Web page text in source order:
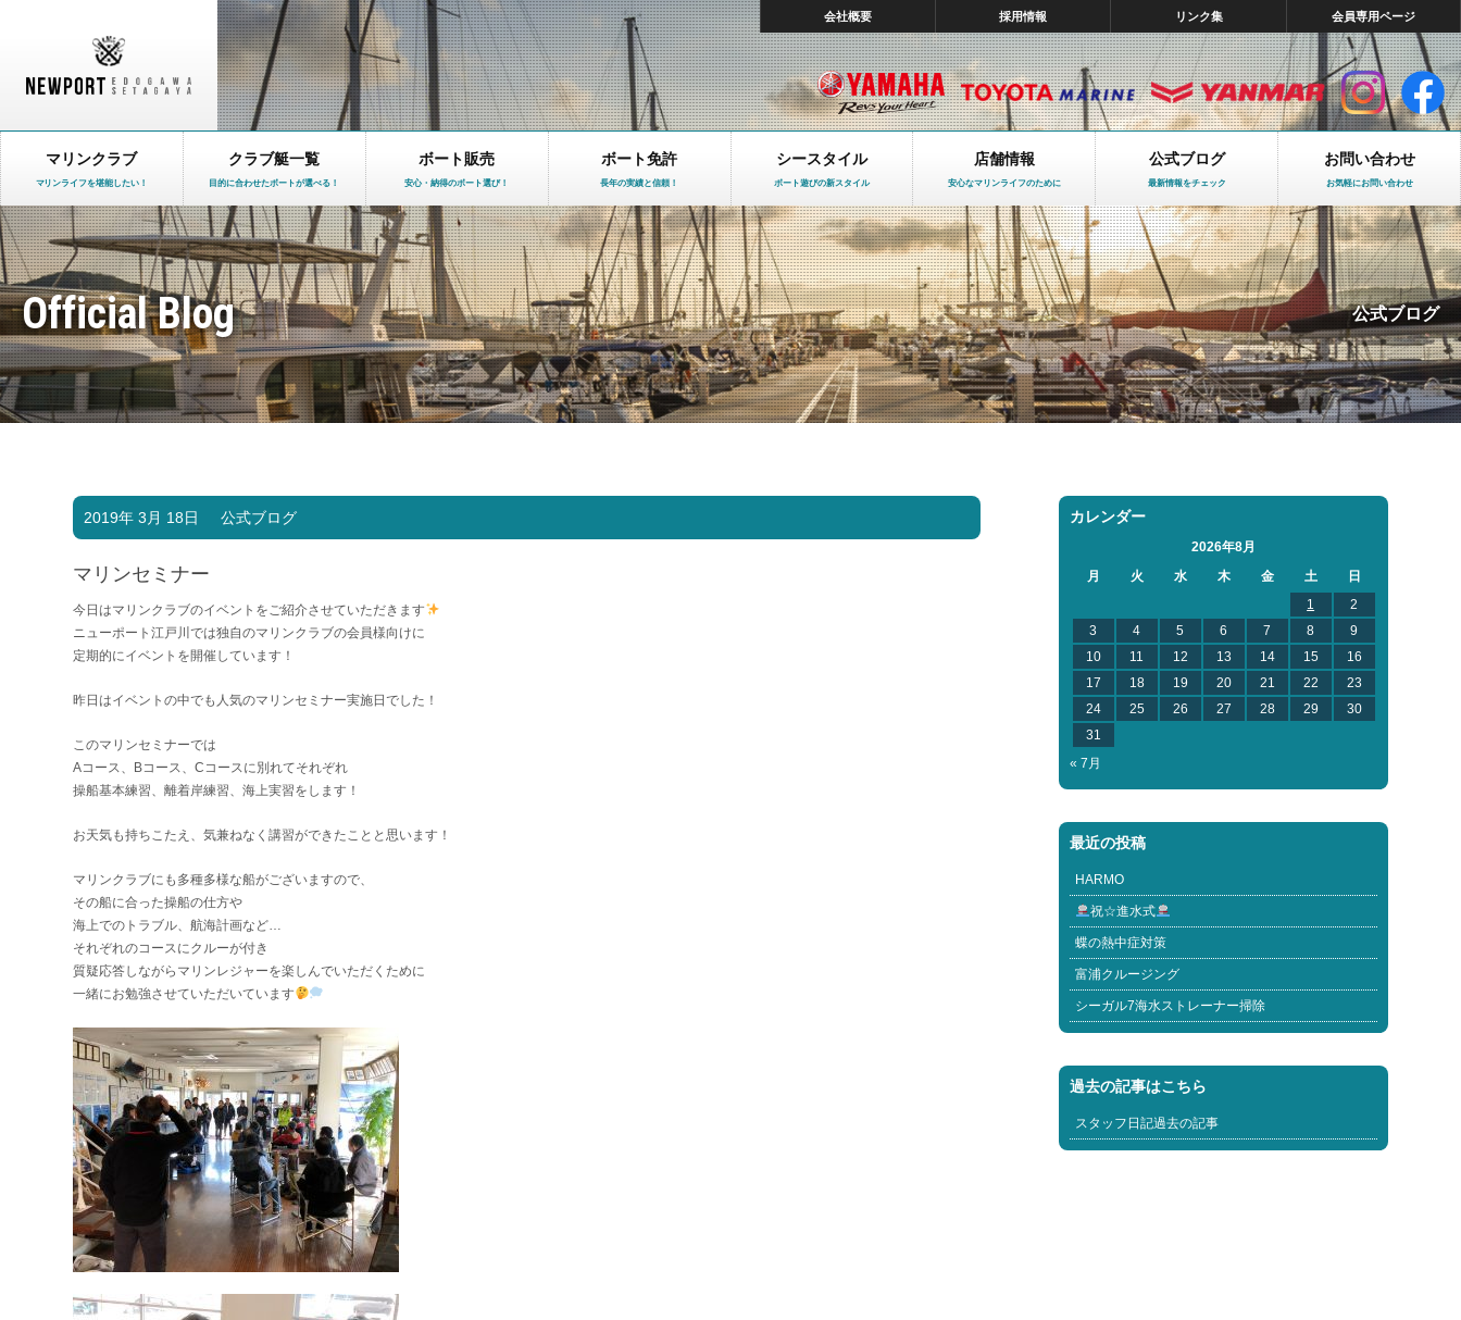
会社概要 採用情報 リンク集 会員専用ページ
マリンクラブ
マリンライフを堪能したい！
クラブ艇一覧
目的に合わせたボートが選べる！
ボート販売
安心・納得のボート選び！
ボート免許
長年の実績と信頼！
シースタイル
ボート遊びの新スタイル
店舗情報
安心なマリンライフのために
公式ブログ
最新情報をチェック
お問い合わせ
お気軽にお問い合わせ
Official Blog 公式ブログ
2019年 3月 18日 公式ブログ
マリンセミナー
今日はマリンクラブのイベントをご紹介させていただきます
ニューポート江戸川では独自のマリンクラブの会員様向けに
定期的にイベントを開催しています！
昨日はイベントの中でも人気のマリンセミナー実施日でした！
このマリンセミナーでは
Aコース、Bコース、Cコースに別れてそれぞれ
操船基本練習、離着岸練習、海上実習をします！
お天気も持ちこたえ、気兼ねなく講習ができたことと思います！
マリンクラブにも多種多様な船がございますので、
その船に合った操船の仕方や
海上でのトラブル、航海計画など…
それぞれのコースにクルーが付き
質疑応答しながらマリンレジャーを楽しんでいただくために
一緒にお勉強させていただいています
カレンダー
2026年8月
月
火 水 木 金 土
日
1
2
3
4 5 6 7 8
9
10
11 12 13 14 15
16
17
18 19 20 21 22
23
24
25 26 27 28 29
30
31
« 7月
最近の投稿
HARMO
祝☆進水式
蝶の熱中症対策
富浦クルージング
シーガル7海水ストレーナー掃除
過去の記事はこちら
スタッフ日記過去の記事